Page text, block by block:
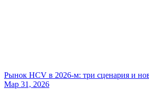
Рынок HCV в 2026-м: три сценария и
Мар 31, 2026